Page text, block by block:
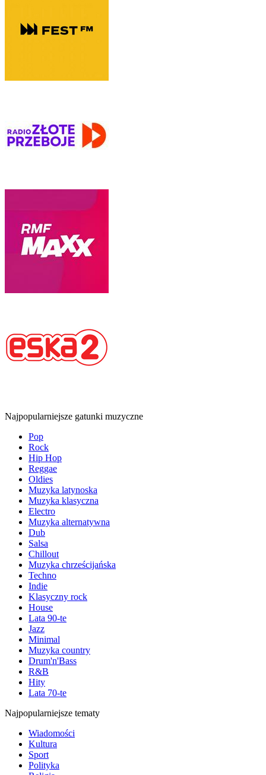
Najpopularniejsze gatunki muzyczne
Pop
Rock
Hip Hop
Reggae
Oldies
Muzyka latynoska
Muzyka klasyczna
Electro
Muzyka alternatywna
Dub
Salsa
Chillout
Muzyka chrześcijańska
Techno
Indie
Klasyczny rock
House
Lata 90-te
Jazz
Minimal
Muzyka country
Drum'n'Bass
R&B
Hity
Lata 70-te
Najpopularniejsze tematy
Wiadomości
Kultura
Sport
Polityka